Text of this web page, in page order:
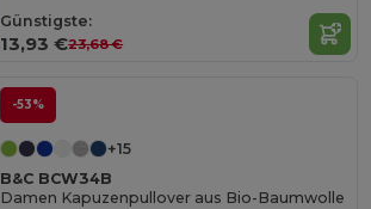
Günstigste:
13,93 €23,68 €
-53%
+15
B&C BCW34B
Damen Kapuzenpullover aus Bio-Baumwolle